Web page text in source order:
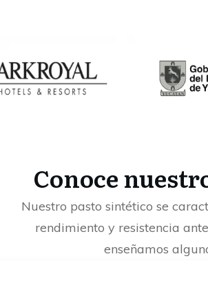
Conoce
Nuestro pasto sintético se
rendimiento y resistencia
enseñamos